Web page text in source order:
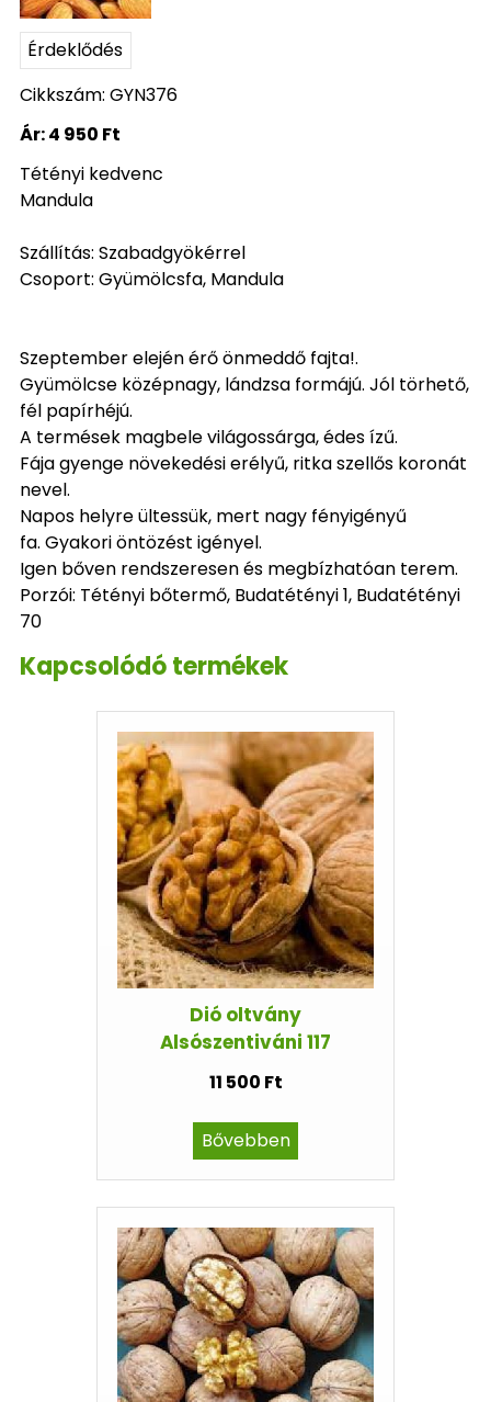
Érdeklődés
Cikkszám: GYN376
Ár:4 950 Ft
Tétényi kedvenc
Mandula
Szállítás: Szabadgyökérrel
Csoport: Gyümölcsfa, Mandula
Szeptember elején érő önmeddő fajta!.
Gyümölcse középnagy, lándzsa formájú. Jól törhető,
fél papírhéjú.
A termések magbele világossárga, édes ízű.
Fája gyenge növekedési erélyű, ritka szellős koronát
nevel.
Napos helyre ültessük, mert nagy fényigényű
fa. Gyakori öntözést igényel.
Igen bőven rendszeresen és megbízhatóan terem.
Porzói: Tétényi bőtermő, Budatétényi 1, Budatétényi
70
Kapcsolódó termékek
Dió oltvány
Alsószentiváni 117
11 500 Ft
Bővebben